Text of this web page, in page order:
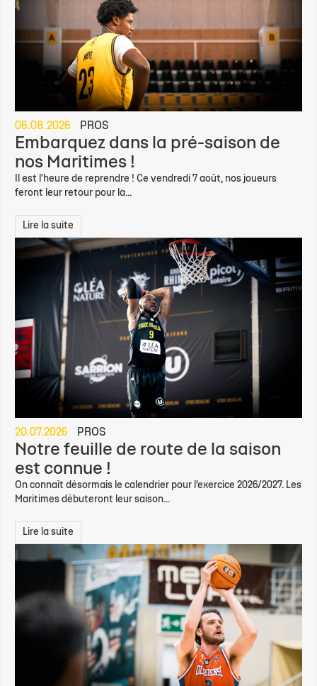
06.08.2026 PROS
Embarquez dans la pré-saison de
nos Maritimes !
Il est l'heure de reprendre ! Ce vendredi 7 août, nos joueurs
feront leur retour pour la...
Lire la suite
20.07.2026 PROS
Notre feuille de route de la saison
est connue !
On connaît désormais le calendrier pour l’exercice 2026/2027. Les
Maritimes débuteront leur saison...
Lire la suite